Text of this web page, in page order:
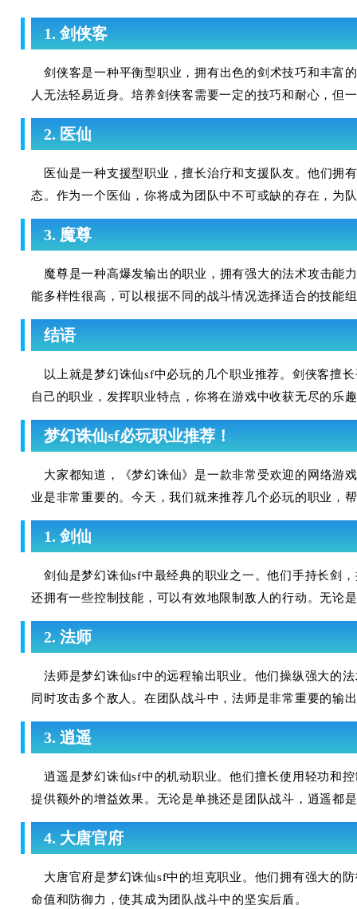
1. 剑侠客
剑侠客是一种平衡型职业，拥有出色的剑术技巧和丰富
人无法轻易近身。培养剑侠客需要一定的技巧和耐心，但
2. 医仙
医仙是一种支援型职业，擅长治疗和支援队友。他们拥
态。作为一个医仙，你将成为团队中不可或缺的存在，为
3. 魔尊
魔尊是一种高爆发输出的职业，拥有强大的法术攻击能
能多样性很高，可以根据不同的战斗情况选择适合的技能
结语
以上就是梦幻诛仙sf中必玩的几个职业推荐。剑侠客擅
自己的职业，发挥职业特点，你将在游戏中收获无尽的乐
梦幻诛仙sf必玩职业推荐！
大家都知道，《梦幻诛仙》是一款非常受欢迎的网络游
业是非常重要的。今天，我们就来推荐几个必玩的职业，
1. 剑仙
剑仙是梦幻诛仙sf中最经典的职业之一。他们手持长剑
还拥有一些控制技能，可以有效地限制敌人的行动。无论
2. 法师
法师是梦幻诛仙sf中的远程输出职业。他们操纵强大的
同时攻击多个敌人。在团队战斗中，法师是非常重要的输
3. 逍遥
逍遥是梦幻诛仙sf中的机动职业。他们擅长使用轻功和
提供额外的增益效果。无论是单挑还是团队战斗，逍遥都
4. 大唐官府
大唐官府是梦幻诛仙sf中的坦克职业。他们拥有强大的
命值和防御力，使其成为团队战斗中的坚实后盾。